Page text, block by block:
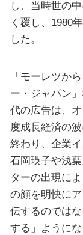
し、当時世の
く覆し、1980
した。
「モーレツか
ー・ジャパン
代の広告は、
度成長経済の
終わり、企業
石岡瑛子や浅
ターの出現に
の顔を明快に
伝するのでは
する」ようにな